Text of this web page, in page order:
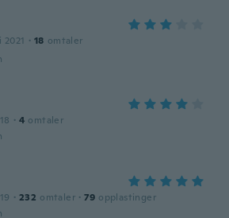
· 18 omtaler
· 4 omtaler
· 232 omtaler · 79 opplastinger